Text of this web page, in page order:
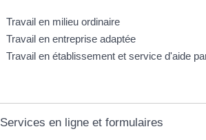
Travail en milieu ordinaire
Travail en entreprise adaptée
Travail en établissement et service d'aide
Services en ligne et formulaires